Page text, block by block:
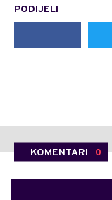
PODIJELI
KOMENTARI 0